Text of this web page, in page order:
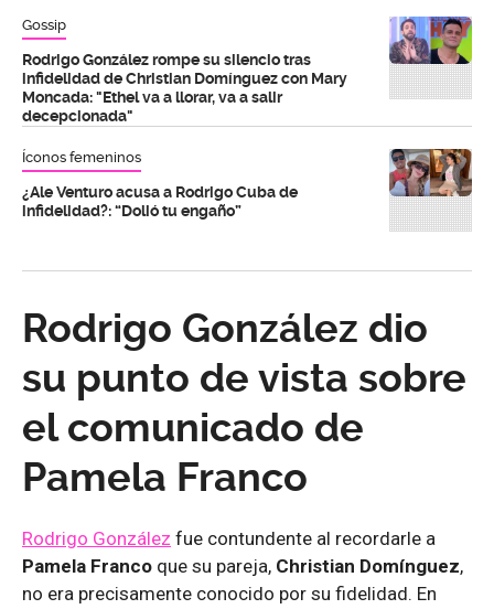
Gossip
Rodrigo González rompe su silencio tras
infidelidad de Christian Domínguez con Mary
Moncada: "Ethel va a llorar, va a salir
decepcionada"
Íconos femeninos
¿Ale Venturo acusa a Rodrigo Cuba de
infidelidad?: “Dolió tu engaño”
Rodrigo González dio
su punto de vista sobre
el comunicado de
Pamela Franco
Rodrigo González fue contundente al recordarle a
Pamela Franco que su pareja, Christian Domínguez,
no era precisamente conocido por su fidelidad. En